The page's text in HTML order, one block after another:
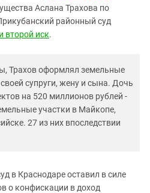
Аслана Трахова по
районный суд
второй иск.
Трахов оформлял земельные
супруги, жену и сына. Дочь
на 520 миллионов рублей -
участки в Майкопе,
27 из них впоследствии
в Краснодаре оставил в силе
о конфискации в доход